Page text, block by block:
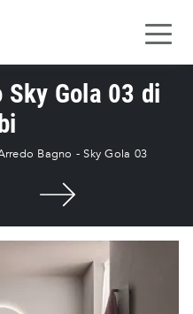
Sky Gola 03 di
Bagno - Sky Gola 03